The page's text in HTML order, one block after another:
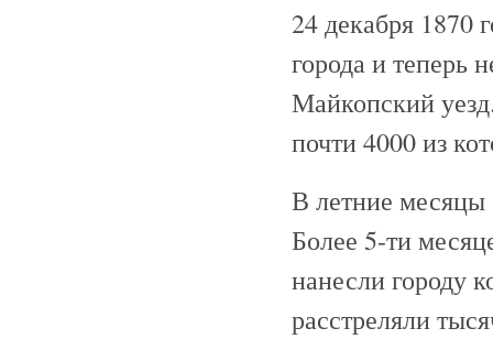
24 декабря 1870
города и теперь
Майкопский
почти 4000 из
В летние месяцы
Более 5-ти
нанесли городу
расстреляли